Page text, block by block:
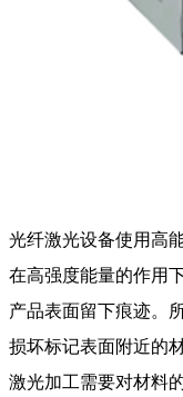
光纤激光设备使用高
在高强度能量的作用
产品表面留下痕迹。
损坏标记表面附近的
激光加工需要对材料